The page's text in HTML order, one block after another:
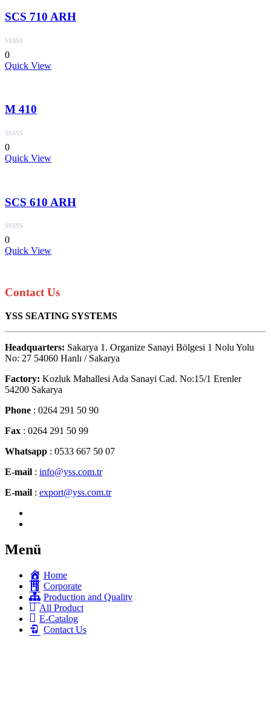
SCS 710 ARH
0
Quick View
M 410
0
Quick View
SCS 610 ARH
0
Quick View
Contact Us
YSS SEATING SYSTEMS
Headquarters: Sakarya 1. Organize Sanayi Bölgesi 1 Nolu Yolu
No: 27 54060 Hanlı / Sakarya
Factory: Kozluk Mahallesi Ada Sanayi Cad. No:15/1 Erenler
54200 Sakarya
Phone : 0264 291 50 90
Fax : 0264 291 50 99
Whatsapp : 0533 667 50 07
E-mail : info@yss.com.tr
E-mail : export@yss.com.tr
Menü
Home
Corporate
Production and Quality
All Product
E-Catalog
Contact Us